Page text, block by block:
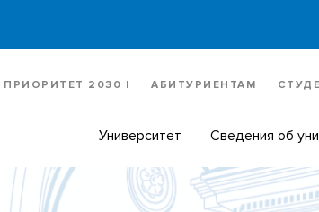
ПРИОРИТЕТ 2030 | АБИТУРИЕНТАМ
Университет Сведения об